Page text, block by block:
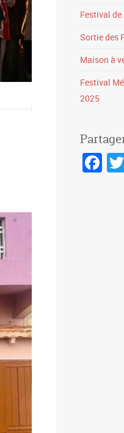
Festival
Sortie des
Maison à
Festival
2025